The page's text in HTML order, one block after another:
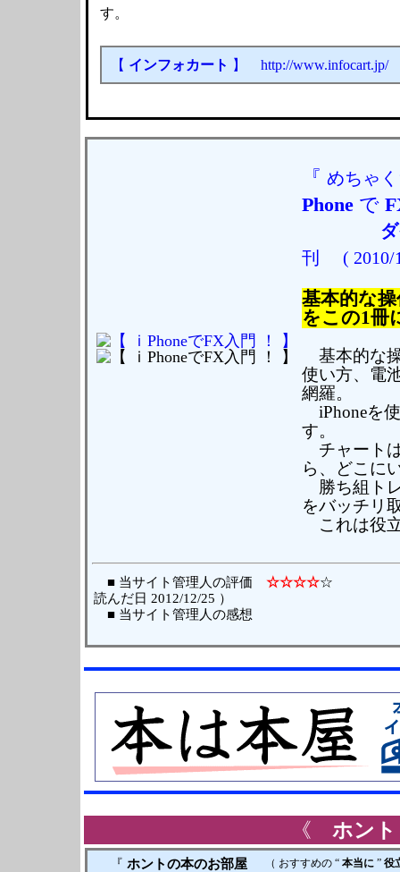
す。
【 インフォカート 】 http://www.infocart.jp/
『 めちゃ
Phone で
刊
( 2010/
基本的な
をこの1冊
基本的な
使い方、電
網羅。
iPhoneを
す。
チャート
ら、どこに
勝ち組ト
をバッチリ
これは役
■ 当サイト管理人の評価 ☆☆☆☆
読んだ日 2012/12/25 ）
■ 当サイト管理人の感想
《ホント
『 ホントの本のお部屋
（ おすすめの “ 本当に ” 役